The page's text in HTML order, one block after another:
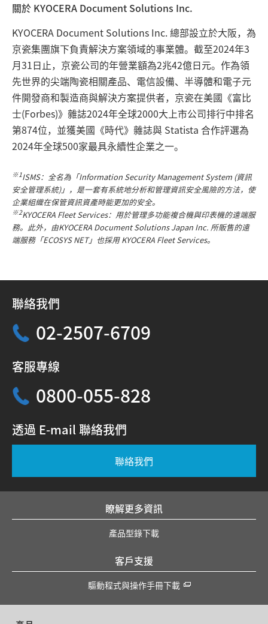
關於 KYOCERA Document Solutions Inc.
KYOCERA Document Solutions Inc. 總部設立於大阪，為
京瓷集團旗下負責解決方案領域的事業體。截至2024年3
月31日止，京瓷公司的年營業額為2兆42億日元。作為領
先世界的尖端陶瓷相關產品、電信設備、半導體和電子元
件開發商和製造商與解決方案提供者，京瓷在美國《富比
士(Forbes)》雜誌2024年全球2000大上市公司排行中排名
第874位，並獲美國《時代》雜誌與 Statista 合作評選為
2024年全球500家最具永續性企業之一。
※1ISMS：全名為「Information Security Management System (資訊
安全管理系統)」，是一套有系統地分析和管理資訊安全風險的方法，使
企業組織在保管資訊資產時能更加的安全。
※2KYOCERA Fleet Services：用於管理多功能複合機與印表機的遠端服
務。此外，由KYOCERA Document Solutions Japan Inc. 所販售的遠
端服務「ECOSYS NET」也採用 KYOCERA Fleet Services。
聯絡我們
02-2507-6709
客服專線
0800-055-828
透過 E-mail 聯絡我們
聯絡我們
瞭解更多資訊
產品型錄下載
客戶支援
驅動程式與操作手冊下載